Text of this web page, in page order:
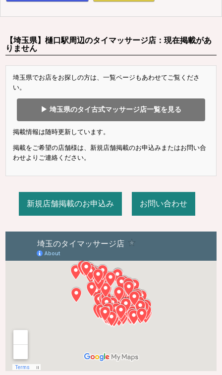
【埼玉県】樋口駅周辺のタイマッサージ店：現在掲載があ
りません
埼玉県でお店をお探しの方は、一覧ページもあわせてご覧くださ
い。
▶ 埼玉県のタイ古式マッサージ店一覧を見る
掲載情報は随時更新しています。
掲載をご希望の店舗様は、新規店舗掲載のお申込みまたはお問い合
わせよりご連絡ください。
新規店舗掲載のお申込み お問い合わせ